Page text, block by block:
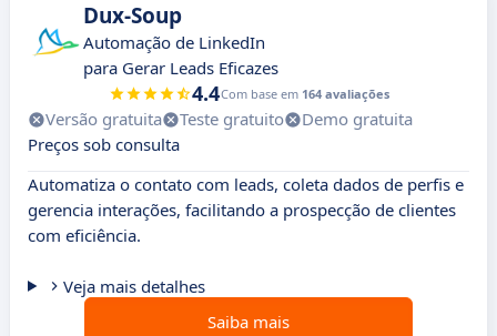
Dux-Soup
Automação de LinkedIn
para Gerar Leads Eficazes
4.4Com base em 164 avaliações
Versão gratuita Teste gratuito
Demo gratuita
Preços sob consulta
Automatiza o contato com leads, coleta dados de perfis e
gerencia interações, facilitando a prospecção de clientes
com eficiência.
Veja mais detalhes
Saiba mais